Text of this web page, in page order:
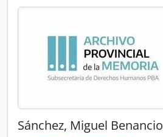
Sánchez, Miguel Benancio